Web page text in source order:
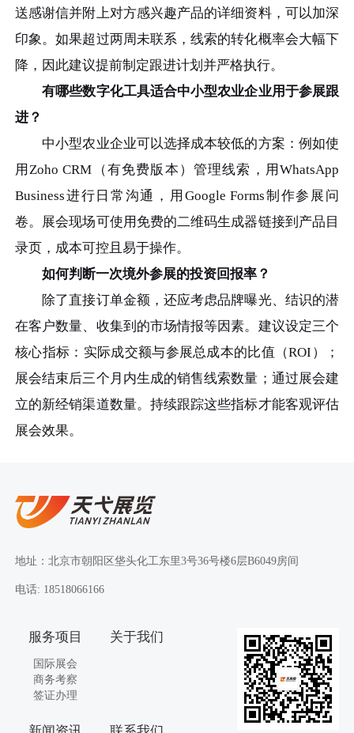
送感谢信并附上对方感兴趣产品的详细资料，可以加深
印象。如果超过两周未联系，线索的转化概率会大幅下
降，因此建议提前制定跟进计划并严格执行。
有哪些数字化工具适合中小型农业企业用于参展跟
进？
中小型农业企业可以选择成本较低的方案：例如使
用Zoho CRM（有免费版本）管理线索，用WhatsApp
Business进行日常沟通，用Google Forms制作参展问
卷。展会现场可使用免费的二维码生成器链接到产品目
录页，成本可控且易于操作。
如何判断一次境外参展的投资回报率？
除了直接订单金额，还应考虑品牌曝光、结识的潜
在客户数量、收集到的市场情报等因素。建议设定三个
核心指标：实际成交额与参展总成本的比值（ROI）；
展会结束后三个月内生成的销售线索数量；通过展会建
立的新经销渠道数量。持续跟踪这些指标才能客观评估
展会效果。
地址：北京市朝阳区垡头化工东里3号36号楼6层B6049房间
电话: 18518066166
服务项目
国际展会
商务考察
签证办理
关于我们